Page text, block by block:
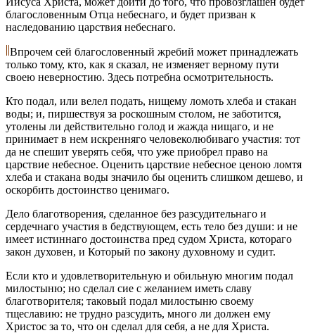
благословенным Отца небеснаго, и будет призван к
наследованию царствия небеснаго.
Впрочем сей благословенный жребий может принадлежать
только тому, кто, как я сказал, не изменяет верному пути
своею неверностию. Здесь потребна осмотрительность.
Кто подал, или велел подать, нищему ломоть хлеба и стакан
воды; и, пиршествуя за роскошным столом, не заботится,
утолены ли действительно голод и жажда нищаго, и не
принимает в нем искренняго человеколюбиваго участия: тот
да не спешит уверять себя, что уже приобрел право на
царствие небесное. Оценить царствие небесное ценою ломтя
хлеба и стакана воды значило бы оценить слишком дешево, и
оскорбить достоинство ценимаго.
Дело благотворения, сделанное без разсудительнаго и
сердечнаго участия в бедствующем, есть тело без души: и не
имеет истиннаго достоинства пред судом Христа, котораго
закон духовен, и Который по закону духовному и судит.
Если кто и удовлетворительную и обильную многим подал
милостыню; но сделал сие с желанием иметь славу
благотворителя; таковый подал милостыню своему
тщеславию: не трудно разсудить, много ли должен ему
Христос за то, что он сделал для себя, а не для Христа.